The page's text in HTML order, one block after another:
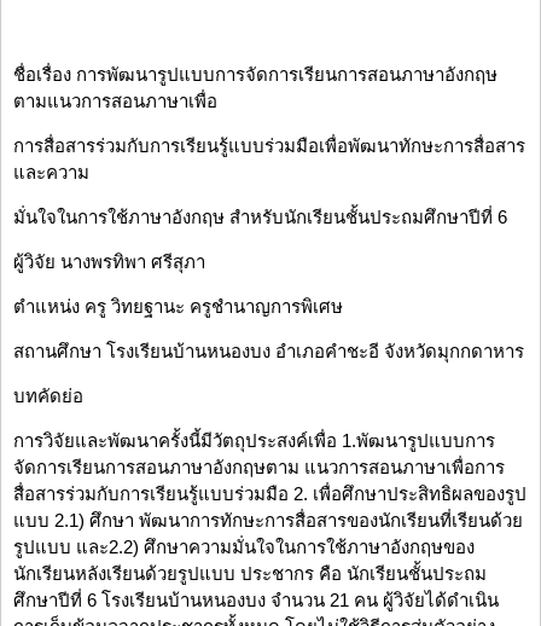
ชื่อเรื่อง การพัฒนารูปแบบการจัดการเรียนการสอนภาษาอังกฤษ
ตามแนวการสอนภาษาเพื่อ
การสื่อสารร่วมกับการเรียนรู้แบบร่วมมือเพื่อพัฒนาทักษะการสื่อสาร
และความ
มั่นใจในการใช้ภาษาอังกฤษ สำหรับนักเรียนชั้นประถมศึกษาปีที่ 6
ผู้วิจัย นางพรทิพา ศรีสุภา
ตำแหน่ง ครู วิทยฐานะ ครูชำนาญการพิเศษ
สถานศึกษา โรงเรียนบ้านหนองบง อำเภอคำชะอี จังหวัดมุกกดาหาร
บทคัดย่อ
การวิจัยและพัฒนาครั้งนี้มีวัตถุประสงค์เพื่อ 1.พัฒนารูปแบบการ
จัดการเรียนการสอนภาษาอังกฤษตาม แนวการสอนภาษาเพื่อการ
สื่อสารร่วมกับการเรียนรู้แบบร่วมมือ 2. เพื่อศึกษาประสิทธิผลของรูป
แบบ 2.1) ศึกษา พัฒนาการทักษะการสื่อสารของนักเรียนที่เรียนด้วย
รูปแบบ และ2.2) ศึกษาความมั่นใจในการใช้ภาษาอังกฤษของ
นักเรียนหลังเรียนด้วยรูปแบบ ประชากร คือ นักเรียนชั้นประถม
ศึกษาปีที่ 6 โรงเรียนบ้านหนองบง จำนวน 21 คน ผู้วิจัยได้ดำเนิน